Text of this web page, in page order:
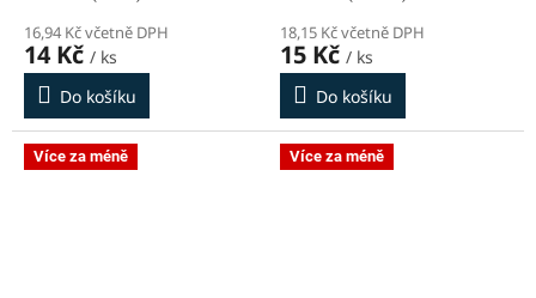
16,94 Kč včetně DPH
14 Kč / ks
Do košíku
18,15 Kč včetně DPH
15 Kč / ks
Do košíku
Více za méně Více za méně